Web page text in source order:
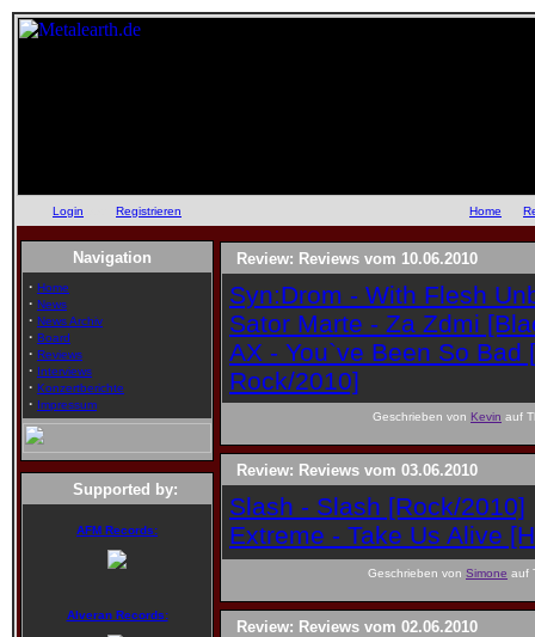
Login Registrieren Home
Navigation
· Home
· News
· News Archiv
· Board
· Reviews
· Interviews
· Konzertberichte
· Impressum
Supported by:
AFM Records:
Alveran Records:
Review: Reviews vom 10.06.2010
Syn:Drom - With Flesh
Sator Marte - Za Zdmi
AX - You`ve Been So Bad
Rock/2010]
Geschrieben von Kevin auf
Review: Reviews vom 03.06.2010
Slash - Slash [Rock/2010]
Extreme - Take Us Alive
Geschrieben von Simone auf
Review: Reviews vom 02.06.2010